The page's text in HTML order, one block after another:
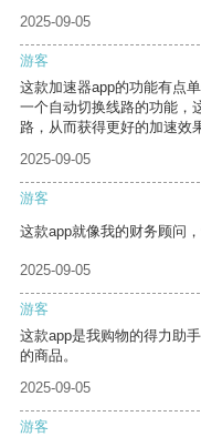
2025-09-05
游客
这款加速器app的功能有点
一个自动切换线路的功能，
路，从而获得更好的加速效
2025-09-05
游客
这款app就像我的财务顾问
2025-09-05
游客
这款app是我购物的得力助
的商品。
2025-09-05
游客